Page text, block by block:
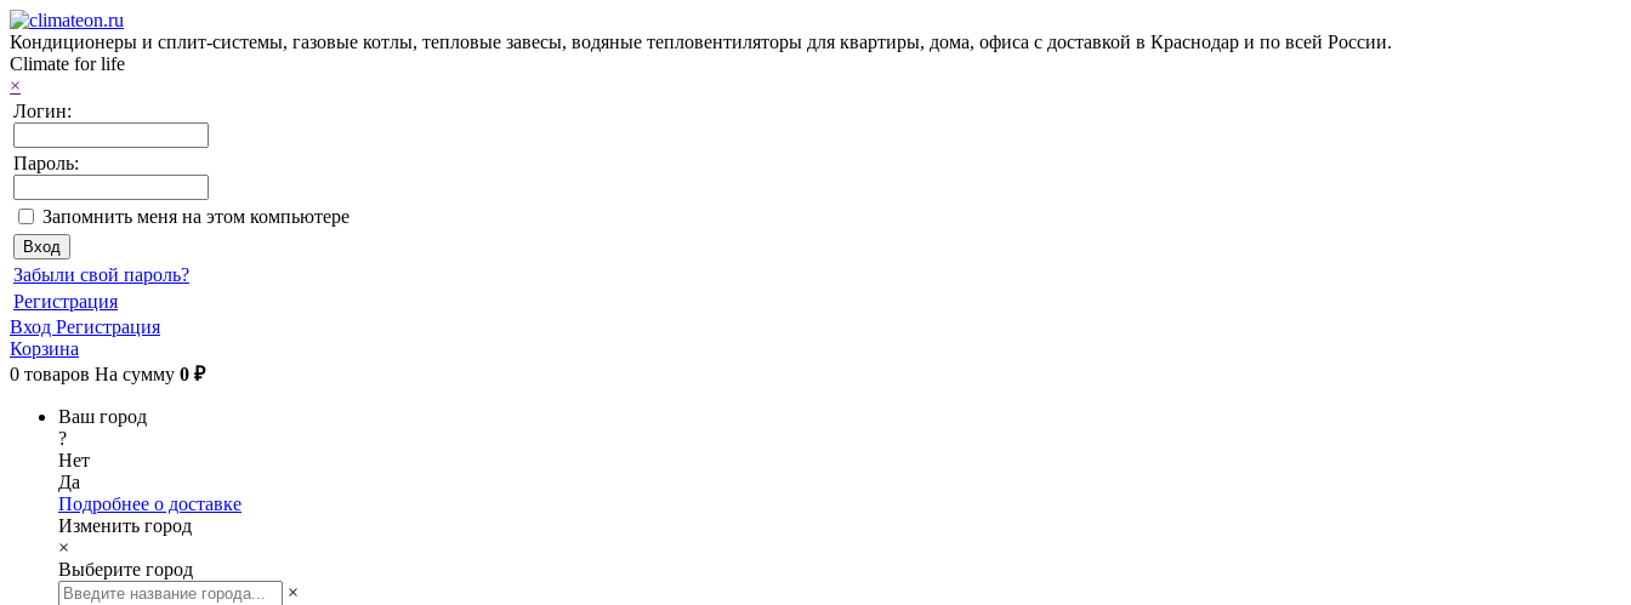
Кондиционеры и сплит-системы, газовые котлы, тепловые завесы, водяные тепловентиляторы для квартиры, дома, офиса с доставкой в Краснодар и по всей России.
Climate for life
×
Логин:
Пароль:
Запомнить меня на этом компьютере
Забыли свой пароль?
Регистрация
Вход Регистрация
Корзина
0 товаров На сумму 0 ₽
Ваш город
?
Нет
Да
Подробнее о доставке
Изменить город
×
Выберите город
×